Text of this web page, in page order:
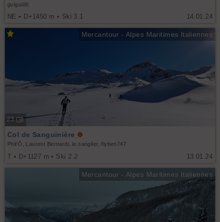
14.01.24
guigui06
NE • D+1450 m • Ski 3.1
Mercantour - Alpes Maritimes Italiennes
23
13.01.24
Col de Sanguinière
Phil'Ô, Laurent Bernardi, le sanglier, flyben747
T • D+1127 m • Ski 2.2
Mercantour - Alpes Maritimes Italiennes